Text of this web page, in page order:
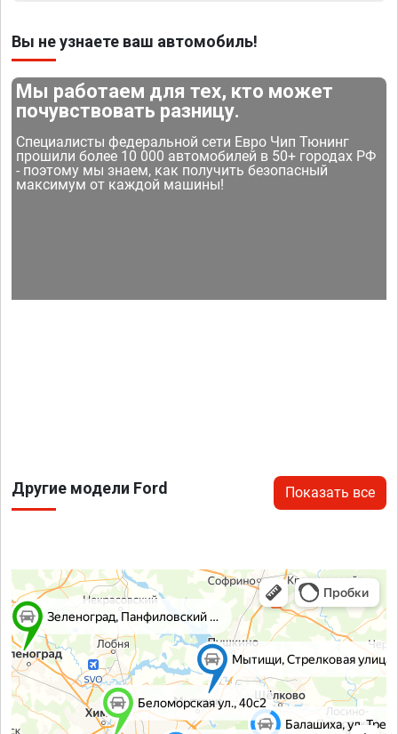
Вы не узнаете ваш автомобиль!
Мы работаем для тех, кто может
почувствовать разницу.
Специалисты федеральной сети Евро Чип Тюнинг
прошили более 10 000 автомобилей в 50+ городах РФ
- поэтому мы знаем, как получить безопасный
максимум от каждой машины!
Другие модели Ford Показать все